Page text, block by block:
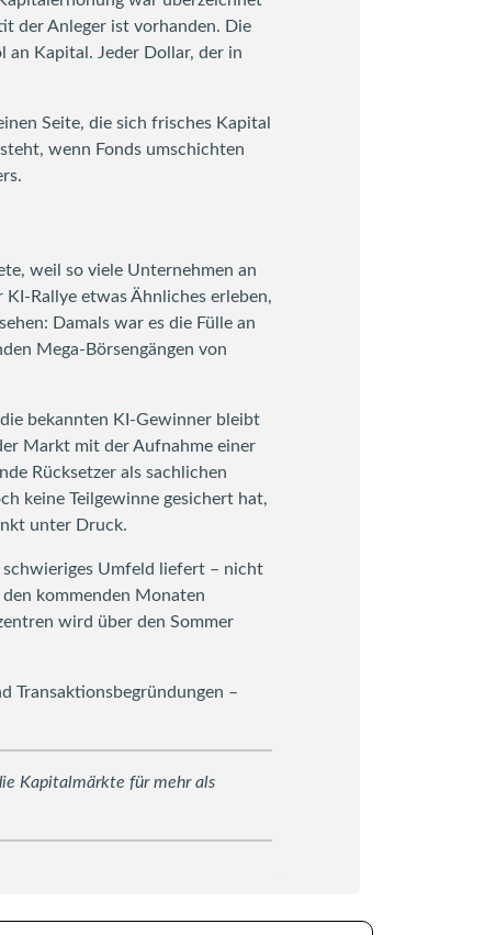
der Anleger ist vorhanden. Die
an Kapital. Jeder Dollar, der in
Seite, die sich frisches Kapital
wenn Fonds umschichten
weil so viele Unternehmen an
Rallye etwas Ähnliches erleben,
Damals war es die Fülle an
Mega-Börsengängen von
bekannten KI-Gewinner bleibt
Markt mit der Aufnahme einer
Rücksetzer als sachlichen
keine Teilgewinne gesichert hat,
unter Druck.
schwieriges Umfeld liefert – nicht
kommenden Monaten
wird über den Sommer
Transaktionsbegründungen –
Kapitalmärkte für mehr als